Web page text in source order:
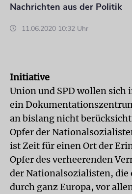
Nachrichten aus der Politik
11.06.2020 10:32 Uhr
Initiative
Union und SPD wollen sich
ein
an bislang nicht
Opfer der
ist Zeit für einen Ort der
Opfer des verheerenden
der Nationalsozialisten, die
durch ganz Europa, vor